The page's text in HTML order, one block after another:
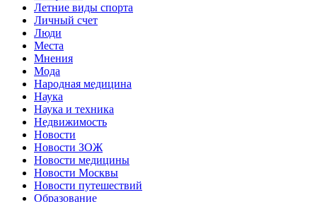
Летние виды спорта
Личный счет
Люди
Места
Мнения
Мода
Народная медицина
Наука
Наука и техника
Недвижимость
Новости
Новости ЗОЖ
Новости медицины
Новости Москвы
Новости путешествий
Образование